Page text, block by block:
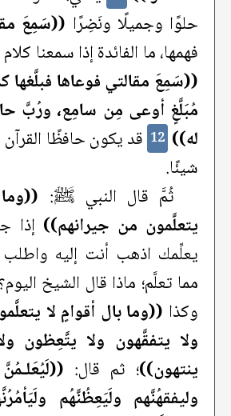
حلوًا وجميلًا ونَضِرًا ((سَمِعَ
فهمها، ما الفائدة إذا سمعنا
((سَمِعَ مقالتي فوعاها فبلَّغها
مُبَلَّغٍ أوعى مِن سامِع، ورُبَّ
له)) 12 قد يكون حافظًا القرآن
شيئًا.
ثُمَّ قال النبي ﷺ:
يتعلَّمون من جيرانهم)) إذا
يعلِّمك اذهب أنت إليه
مما تعلَّم؛ ماذا قال الشيخ
وكذا ((وما بال أقوامٍ لا
ولا يتفقَّهون ولا يتَّعِظون
ينتهون))؛ ثم قال:
وليفقهُنَّهم ولَيَعِظُنَّهُم